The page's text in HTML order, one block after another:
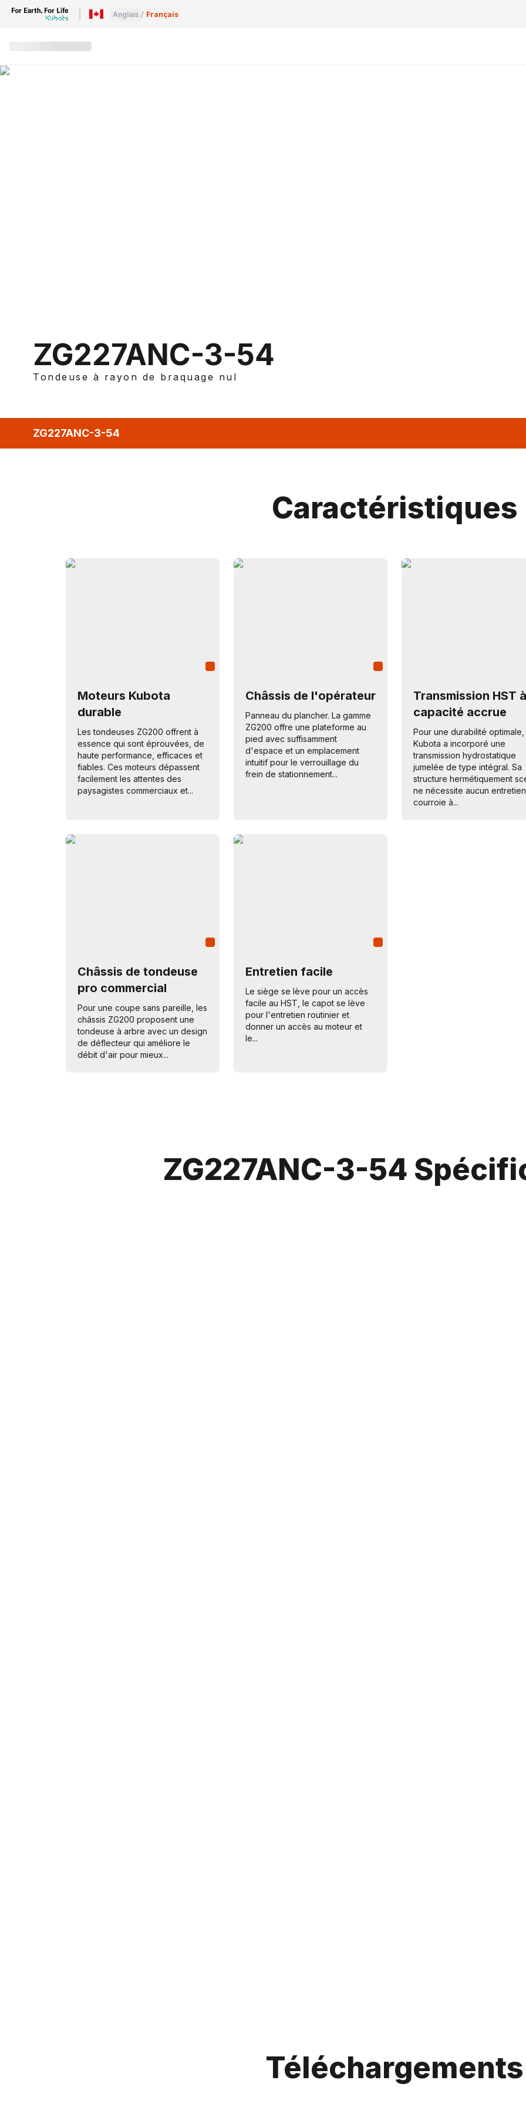
Anglais / Français
ZG227ANC-3-54
Tondeuse à rayon de braquage nul
ZG227ANC-3-54
Caractéristiques
Moteurs Kubota
durable
Les tondeuses ZG200 offrent à
essence qui sont éprouvées, de
haute performance, efficaces et
fiables. Ces moteurs dépassent
facilement les attentes des
paysagistes commerciaux et...
Châssis de l'opérateur
Panneau du plancher. La gamme
ZG200 offre une plateforme au
pied avec suffisamment
d'espace et un emplacement
intuitif pour le verrouillage du
frein de stationnement...
Transmission HST à
capacité accrue
Pour une durabilité optimale,
Kubota a incorporé une
transmission hydrostatique
jumelée de type intégral. Sa
structure hermétiquement
ne nécessite aucun
courroie à...
Châssis de tondeuse
pro commercial
Pour une coupe sans pareille, les
châssis ZG200 proposent une
tondeuse à arbre avec un design
de déflecteur qui améliore le
débit d'air pour mieux...
Entretien facile
Le siège se lève pour un accès
facile au HST, le capot se lève
pour l'entretien routinier et
donner un accès au moteur et
le...
ZG227ANC-3-54
Téléchargements